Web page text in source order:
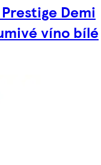
Demi
víno bílé